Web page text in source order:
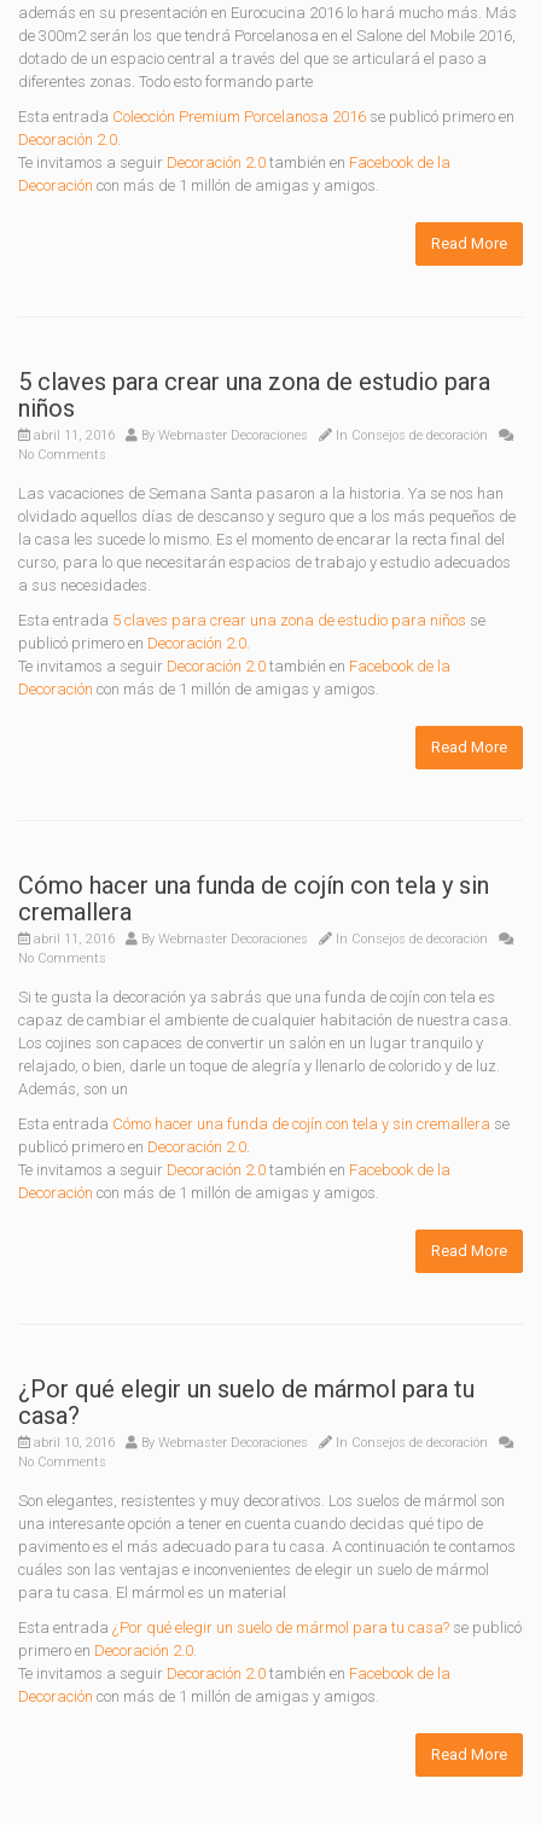
además en su presentación en Eurocucina 2016 lo hará mucho más. Más
de 300m2 serán los que tendrá Porcelanosa en el Salone del Mobile 2016,
dotado de un espacio central a través del que se articulará el paso a
diferentes zonas. Todo esto formando parte
Esta entrada Colección Premium Porcelanosa 2016 se publicó primero en
Decoración 2.0.
Te invitamos a seguir Decoración 2.0 también en Facebook de la
Decoración con más de 1 millón de amigas y amigos.
Read More
5 claves para crear una zona de estudio para
niños
abril 11, 2016 By Webmaster Decoraciones In Consejos de decoración
No Comments
Las vacaciones de Semana Santa pasaron a la historia. Ya se nos han
olvidado aquellos días de descanso y seguro que a los más pequeños de
la casa les sucede lo mismo. Es el momento de encarar la recta final del
curso, para lo que necesitarán espacios de trabajo y estudio adecuados
a sus necesidades.
Esta entrada 5 claves para crear una zona de estudio para niños se
publicó primero en Decoración 2.0.
Te invitamos a seguir Decoración 2.0 también en Facebook de la
Decoración con más de 1 millón de amigas y amigos.
Read More
Cómo hacer una funda de cojín con tela y sin
cremallera
abril 11, 2016 By Webmaster Decoraciones In Consejos de decoración
No Comments
Si te gusta la decoración ya sabrás que una funda de cojín con tela es
capaz de cambiar el ambiente de cualquier habitación de nuestra casa.
Los cojines son capaces de convertir un salón en un lugar tranquilo y
relajado, o bien, darle un toque de alegría y llenarlo de colorido y de luz.
Además, son un
Esta entrada Cómo hacer una funda de cojín con tela y sin cremallera se
publicó primero en Decoración 2.0.
Te invitamos a seguir Decoración 2.0 también en Facebook de la
Decoración con más de 1 millón de amigas y amigos.
Read More
¿Por qué elegir un suelo de mármol para tu
casa?
abril 10, 2016 By Webmaster Decoraciones In Consejos de decoración
No Comments
Son elegantes, resistentes y muy decorativos. Los suelos de mármol son
una interesante opción a tener en cuenta cuando decidas qué tipo de
pavimento es el más adecuado para tu casa. A continuación te contamos
cuáles son las ventajas e inconvenientes de elegir un suelo de mármol
para tu casa. El mármol es un material
Esta entrada ¿Por qué elegir un suelo de mármol para tu casa? se publicó
primero en Decoración 2.0.
Te invitamos a seguir Decoración 2.0 también en Facebook de la
Decoración con más de 1 millón de amigas y amigos.
Read More